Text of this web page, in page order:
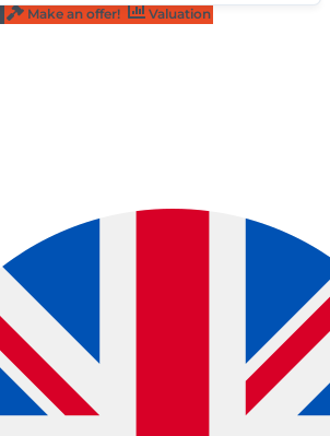
Make an offer! Valuation